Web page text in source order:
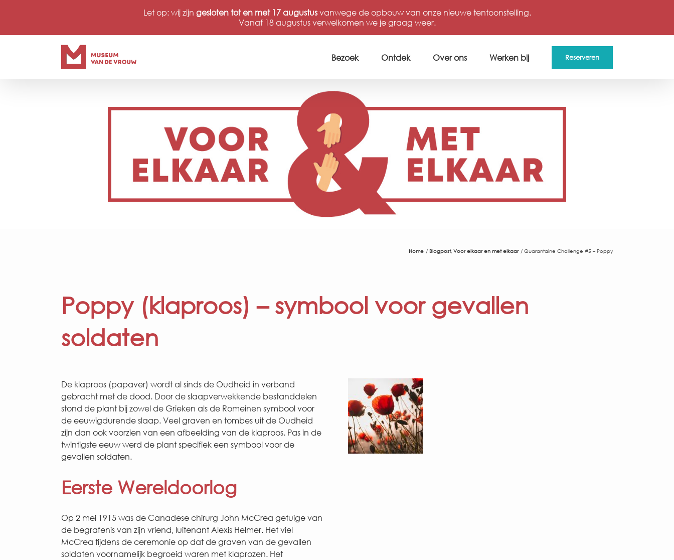
Let op: wij zijn gesloten tot en met 17 augustusvanwege de opbouw van onze nieuwe tentoonstelling.
Vanaf 18 augustus verwelkomen we je graag weer.
Bezoek Ontdek Over ons Werken bij Reserveren
Home Blogpost Voor elkaar en met elkaar Quarantaine Challenge #5 – Poppy
Poppy (klaproos) – symbool voor gevallen
soldaten
De klaproos (papaver) wordt al sinds de Oudheid in verband
gebracht met de dood. Door de slaapverwekkende bestanddelen
stond de plant bij zowel de Grieken als de Romeinen symbool voor
de eeuwigdurende slaap. Veel graven en tombes uit de Oudheid
zijn dan ook voorzien van een afbeelding van de klaproos. Pas in de
twintigste eeuw werd de plant specifiek een symbool voor de
gevallen soldaten.
Eerste Wereldoorlog
Op 2 mei 1915 was de Canadese chirurg John McCrea getuige van
de begrafenis van zijn vriend, luitenant Alexis Helmer. Het viel
McCrea tijdens de ceremonie op dat de graven van de gevallen
soldaten voornamelijk begroeid waren met klaprozen. Het